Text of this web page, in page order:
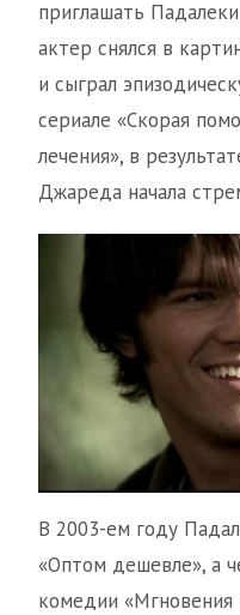
приглашать
актер снялся в
и сыграл
сериале «Скорая
лечения», в
Джареда начала
В 2003-ем году
«Оптом дешевле», а
комедии